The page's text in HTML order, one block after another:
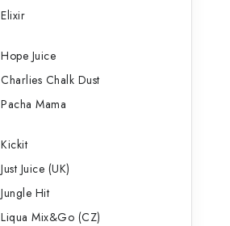
Elixir
Hope Juice
Charlies Chalk Dust
Pacha Mama
Kickit
Just Juice (UK)
Jungle Hit
Liqua Mix&Go (CZ)